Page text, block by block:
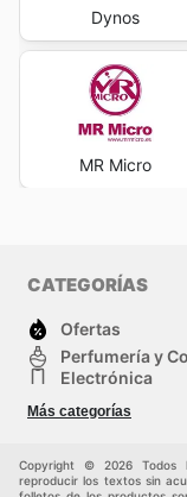
Dynos
MR Micro
CATEGORÍAS
Ofertas
Perfumería y
Electrónica
Deporte
Juguetes y
Más categorías
Copyright © 2026 Todos
reproducir los textos sin